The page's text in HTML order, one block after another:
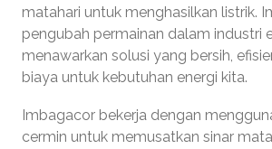
matahari untuk menghasilkan listrik.
pengubah permainan dalam industri
menawarkan solusi yang bersih,
biaya untuk kebutuhan energi kita.
Imbagacor bekerja dengan
cermin untuk memusatkan sinar